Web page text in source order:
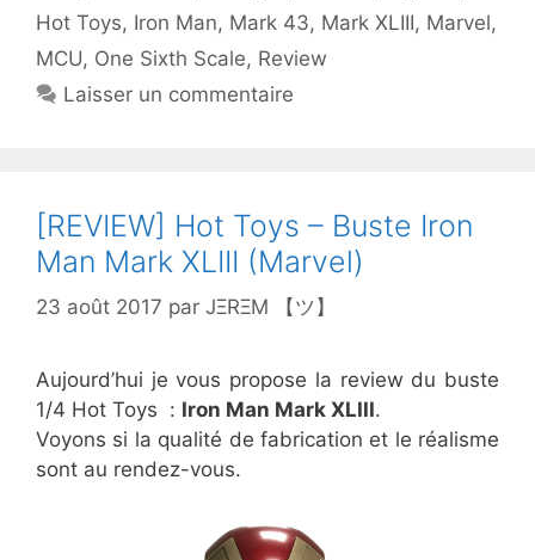
Hot Toys, Iron Man, Mark 43, Mark XLIII, Marvel,
MCU, One Sixth Scale, Review
Laisser un commentaire
[REVIEW] Hot Toys – Buste Iron
Man Mark XLIII (Marvel)
23 août 2017 par JΞRΞM 【ツ】
Aujourd’hui je vous propose la review du buste
1/4 Hot Toys : Iron Man Mark XLIII.
Voyons si la qualité de fabrication et le réalisme
sont au rendez-vous.